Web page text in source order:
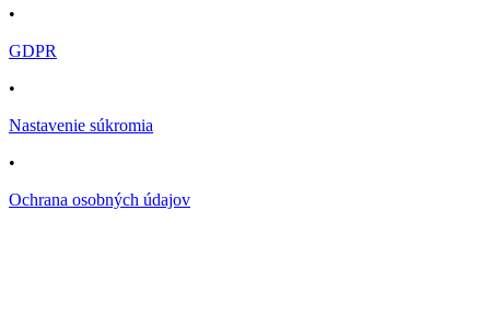
•
GDPR
•
Nastavenie súkromia
•
Ochrana osobných údajov